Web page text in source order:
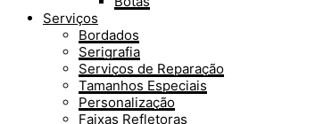
Serviços
Bordados
Serigrafia
Serviços de Reparação
Tamanhos Especiais
Personalização
Faixas Refletoras